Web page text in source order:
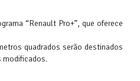
“Renault Pro+”, que oferece
quadrados serão destinados
modificados.